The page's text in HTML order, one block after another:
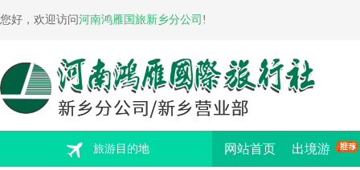
您好，欢迎访问河南鸿雁国旅新乡分公司 !
旅游目的地 网站首页 出境游